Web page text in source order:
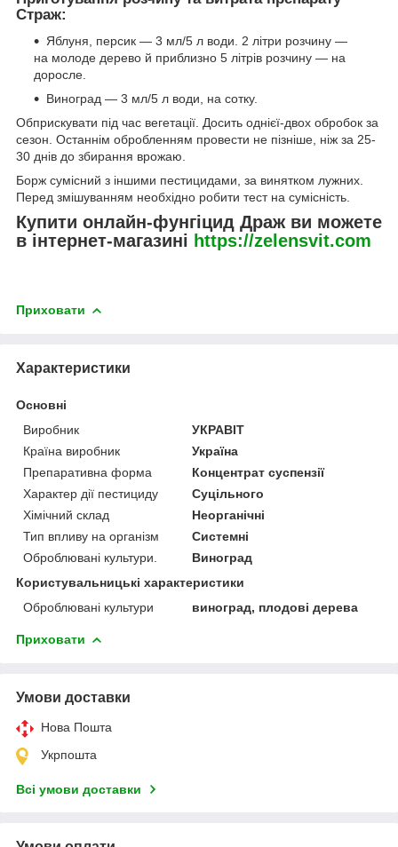
Страж:
Яблуня, персик — 3 мл/5 л води. 2 літри розчину —
на молоде дерево й приблизно 5 літрів розчину — на
доросле.
Виноград — 3 мл/5 л води, на сотку.
Обприскувати під час вегетації. Досить однієї-двох обробок за
сезон. Останнім обробленням провести не пізніше, ніж за 25-
30 днів до збирання врожаю.
Борж сумісний з іншими пестицидами, за винятком лужних.
Перед змішуванням необхідно робити тест на сумісність.
Купити онлайн-фунгіцид Драж ви можете
в інтернет-магазині https://zelensvit.com
Приховати
Характеристики
Основні
Виробник
УКРАВІТ
Країна виробник
Україна
Препаративна форма
Концентрат суспензії
Характер дії пестициду
Суцільного
Хімічний склад
Неорганічні
Тип впливу на організм
Системні
Оброблювані культури.
Виноград
Користувальницькі характеристики
Оброблювані культури
виноград, плодові дерева
Приховати
Умови доставки
Нова Пошта
Укрпошта
Всі умови доставки